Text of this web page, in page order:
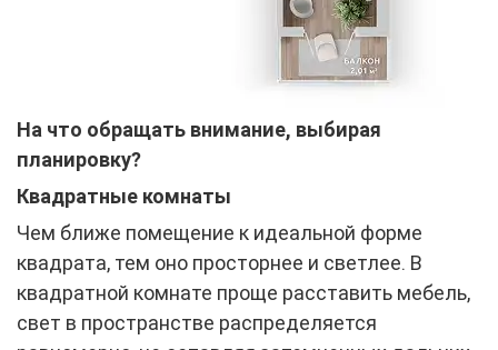
На что обращать внимание, выбирая
планировку?
Квадратные комнаты
Чем ближе помещение к идеальной форме
квадрата, тем оно просторнее и светлее. В
квадратной комнате проще расставить мебель,
свет в пространстве распределяется